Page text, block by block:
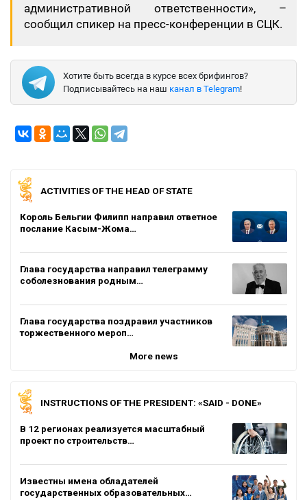
административной ответственности», –
сообщил спикер на пресс-конференции в СЦК.
Хотите быть всегда в курсе всех брифингов?
Подписывайтесь на наш канал в Telegram!
ACTIVITIES OF THE HEAD OF STATE
Король Бельгии Филипп направил ответное
послание Касым-Жома…
Глава государства направил телеграмму
соболезнования родным…
Глава государства поздравил участников
торжественного мероп…
More news
INSTRUCTIONS OF THE PRESIDENT: «SAID - DONE»
В 12 регионах реализуется масштабный
проект по строительств…
Известны имена обладателей
государственных образовательных…